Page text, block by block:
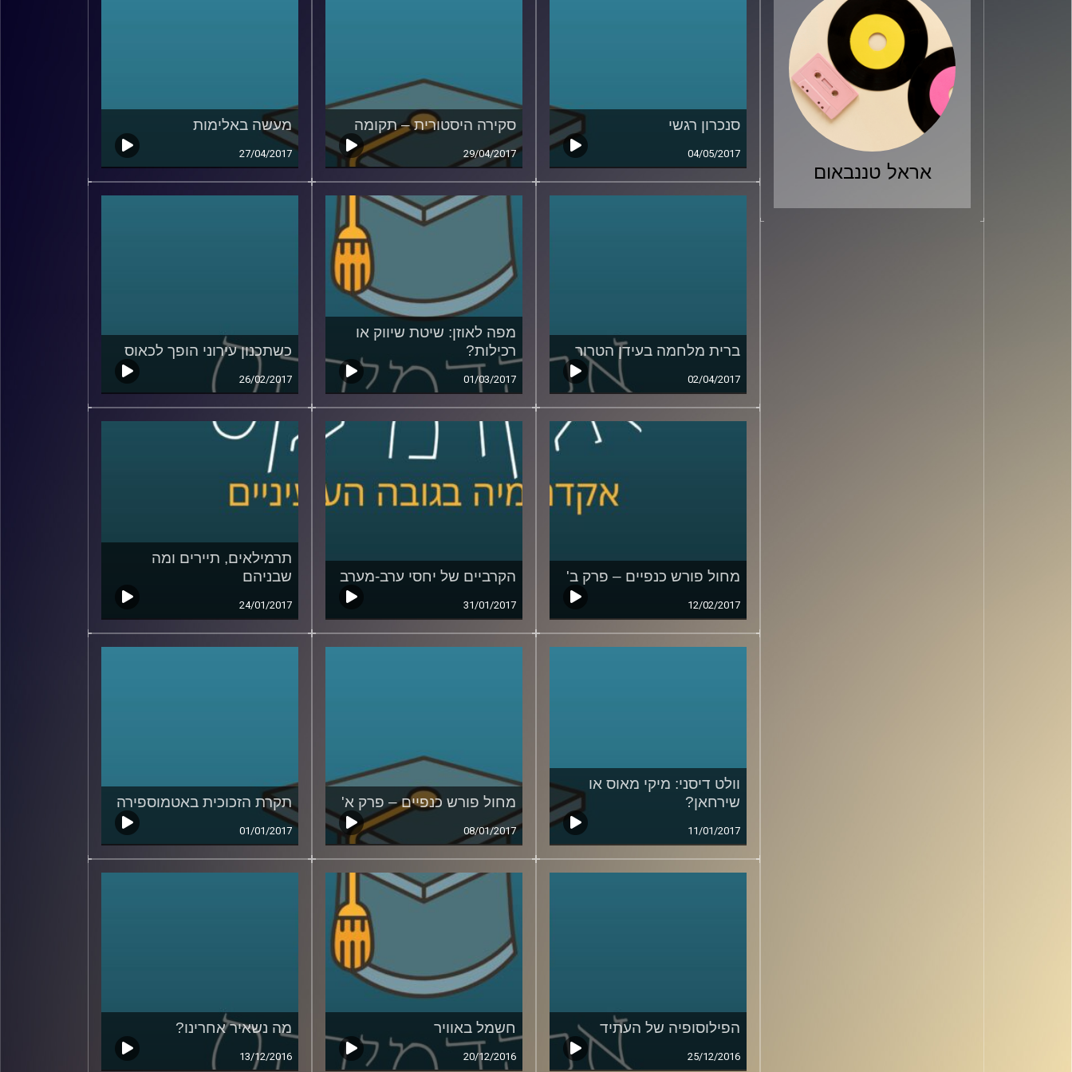
אראל טננבאום
סנכרון רגשי
04/05/2017
סקירה היסטורית – תקומה
29/04/2017
מעשה באלימות
27/04/2017
ברית מלחמה בעידן הטרור
02/04/2017
מפה לאוזן: שיטת שיווק או
רכילות?
01/03/2017
כשתכנון עירוני הופך לכאוס
26/02/2017
מחול פורש כנפיים – פרק ב'
12/02/2017
הקרביים של יחסי ערב-מערב
31/01/2017
תרמילאים, תיירים ומה
שבניהם
24/01/2017
וולט דיסני: מיקי מאוס או
שירחאן?
11/01/2017
מחול פורש כנפיים – פרק א'
08/01/2017
תקרת הזכוכית באטמוספירה
01/01/2017
הפילוסופיה של העתיד
25/12/2016
חשמל באוויר
20/12/2016
מה נשאיר אחרינו?
13/12/2016